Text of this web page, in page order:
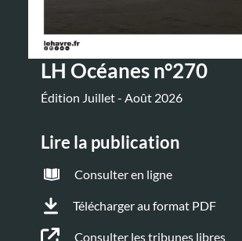
LH Océanes n°270
Édition Juillet - Août 2026
Lire la publication
Consulter en ligne
Télécharger au format PDF
Consulter les tribunes libres